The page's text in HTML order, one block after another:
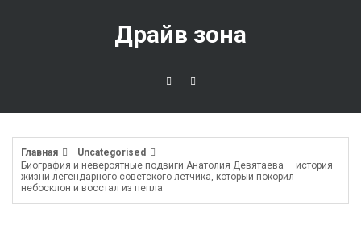
Драйв зона
Главная
Uncategorised
Биография и невероятные подвиги Анатолия Девятаева — история
жизни легендарного советского летчика, который покорил
небосклон и восстал из пепла